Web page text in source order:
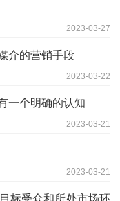
2023-03-27
介的营销手段
2023-03-22
一个明确的认知
2023-03-21
2023-03-21